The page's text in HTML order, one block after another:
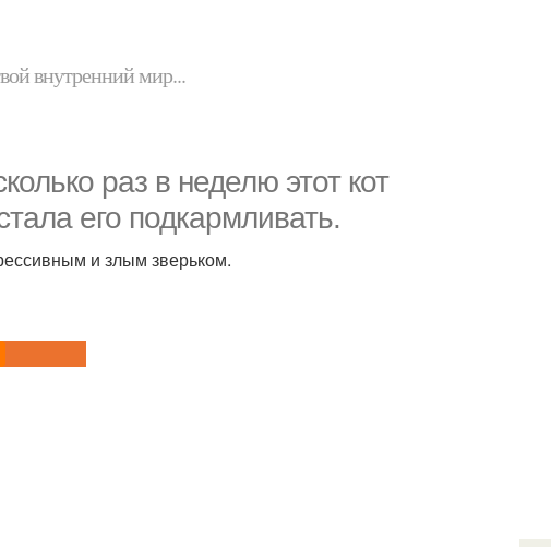
внутренний мир...
раз в неделю этот кот
его подкармливать.
и злым зверьком.